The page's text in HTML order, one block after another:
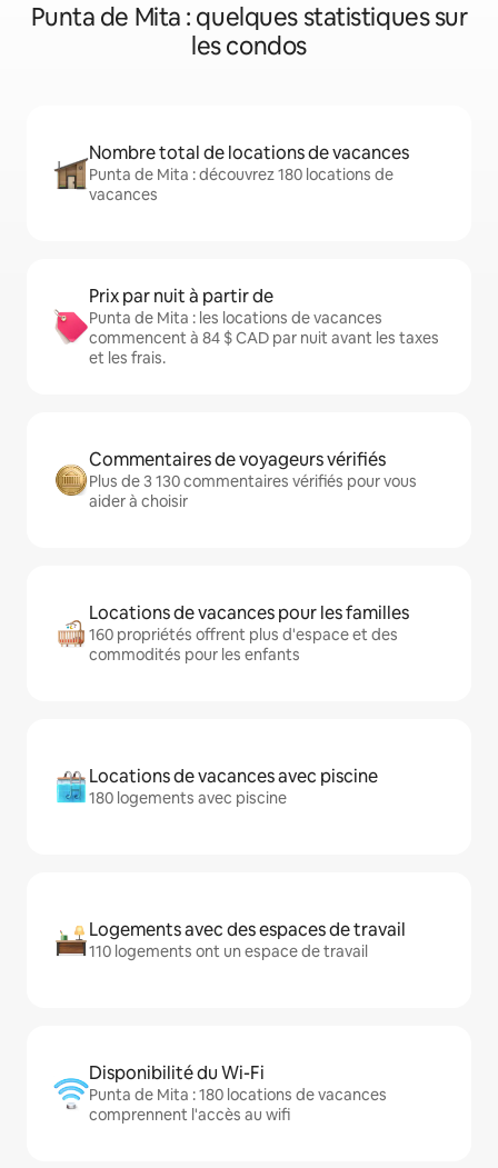
Punta de Mita : quelques statistiques sur
les condos
Nombre total de locations de vacances
Punta de Mita : découvrez 180 locations de
vacances
Prix par nuit à partir de
Punta de Mita : les locations de vacances
commencent à 84 $ CAD par nuit avant les taxes
et les frais.
Commentaires de voyageurs vérifiés
Plus de 3 130 commentaires vérifiés pour vous
aider à choisir
Locations de vacances pour les familles
160 propriétés offrent plus d'espace et des
commodités pour les enfants
Locations de vacances avec piscine
180 logements avec piscine
Logements avec des espaces de travail
110 logements ont un espace de travail
Disponibilité du Wi-Fi
Punta de Mita : 180 locations de vacances
comprennent l'accès au wifi